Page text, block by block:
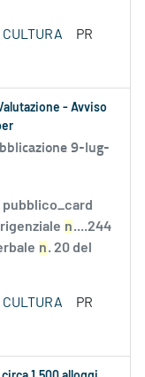
CULTURA
PR
- Avviso
9-lug-
n....244
n. 20 del
CULTURA
PR